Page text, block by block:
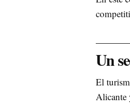
Un
El
Alicante